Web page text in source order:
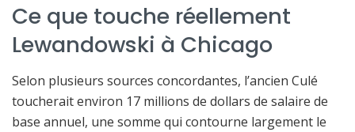
Ce que touche réellement
Lewandowski à Chicago
Selon plusieurs sources concordantes, l’ancien Culé
toucherait environ 17 millions de dollars de salaire de
base annuel, une somme qui contourne largement le